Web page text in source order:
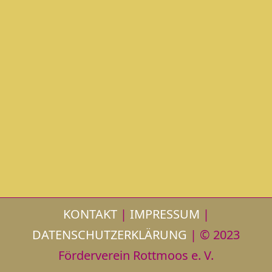
KONTAKT| IMPRESSUM |
DATENSCHUTZERKLÄRUNG | © 2023
Förderverein Rottmoos e. V.